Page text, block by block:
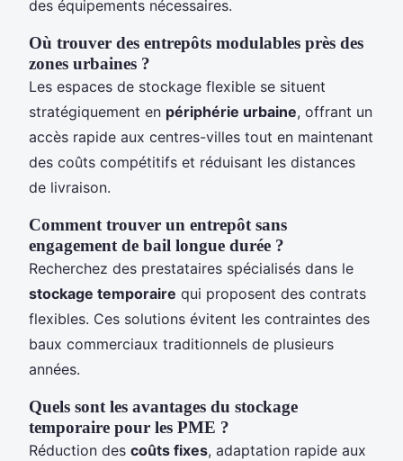
des équipements nécessaires.
Où trouver des entrepôts modulables près des
zones urbaines ?
Les espaces de stockage flexible se situent
stratégiquement en périphérie urbaine, offrant un
accès rapide aux centres-villes tout en maintenant
des coûts compétitifs et réduisant les distances
de livraison.
Comment trouver un entrepôt sans
engagement de bail longue durée ?
Recherchez des prestataires spécialisés dans le
stockage temporaire qui proposent des contrats
flexibles. Ces solutions évitent les contraintes des
baux commerciaux traditionnels de plusieurs
années.
Quels sont les avantages du stockage
temporaire pour les PME ?
Réduction des coûts fixes, adaptation rapide aux